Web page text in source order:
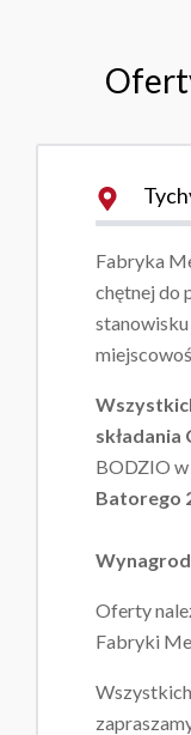
Fabryka
chętnej do
stanowisku
składania
BODZIO
Batorego
Oferty
Fabryki